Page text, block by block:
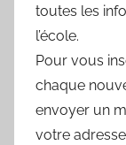
toutes les
l’école.
Pour vous
chaque
envoyer un
votre